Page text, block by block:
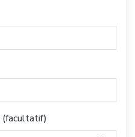
(facultatif)